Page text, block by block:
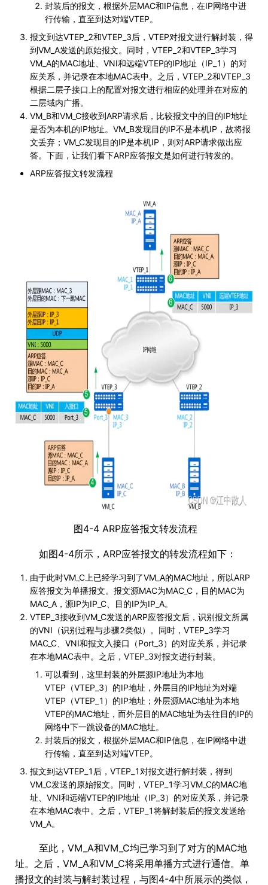
封装后的报文，根据外层MAC和IP信息，在IP网络中进
行传输，直至到达对端VTEP。
报文到达VTEP_2和VTEP_3后，VTEP对报文进行解封装，得
到VM_A发送的原始报文。同时，VTEP_2和VTEP_3学习
VM_A的MAC地址、VNI和远端VTEP的IP地址（IP_1）的对
应关系，并记录在本地MAC表中。之后，VTEP_2和VTEP_3
根据二层子接口上的配置对报文进行相应的处理并在对应的
二层域内广播。
VM_B和VM_C接收到ARP请求后，比较报文中的目的IP地址
是否为本机的IP地址。VM_B发现目的IP不是本机IP，故将报
文丢弃；VM_C发现目的IP是本机IP，则对ARP请求做出应
答。下面，让我们看下ARP应答报文是如何进行转发的。
ARP应答报文转发流程
图4-4 ARP应答报文转发流程
如图4-4所示，ARP应答报文的转发流程如下：
由于此时VM_C上已经学习到了VM_A的MAC地址，所以ARP
应答报文为单播报文。报文源MAC为MAC_C，目的MAC为
MAC_A，源IP为IP_C、目的IP为IP_A。
VTEP_3接收到VM_C发送的ARP应答报文后，识别报文所属
的VNI（识别过程与步骤2类似）。同时，VTEP_3学习
MAC_C、VNI和报文入接口（Port_3）的对应关系，并记录
在本地MAC表中。之后，VTEP_3对报文进行封装。
可以看到，这里封装的外层源IP地址为本地
VTEP（VTEP_3）的IP地址，外层目的IP地址为对端
VTEP（VTEP_1）的IP地址；外层源MAC地址为本地
VTEP的MAC地址，而外层目的MAC地址为去往目的IP的
网络中下一跳设备的MAC地址。
封装后的报文，根据外层MAC和IP信息，在IP网络中进
行传输，直至到达对端VTEP。
报文到达VTEP_1后，VTEP_1对报文进行解封装，得到
VM_C发送的原始报文。同时，VTEP_1学习VM_C的MAC地
址、VNI和远端VTEP的IP地址（IP_3）的对应关系，并记录
在本地MAC表中。之后，VTEP_1将解封装后的报文发送给
VM_A。
至此，VM_A和VM_C均已学习到了对方的MAC地
址。之后，VM_A和VM_C将采用单播方式进行通信。单
播报文的封装与解封装过程，与图4-4中所展示的类似，